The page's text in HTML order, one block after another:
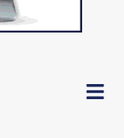
Menu